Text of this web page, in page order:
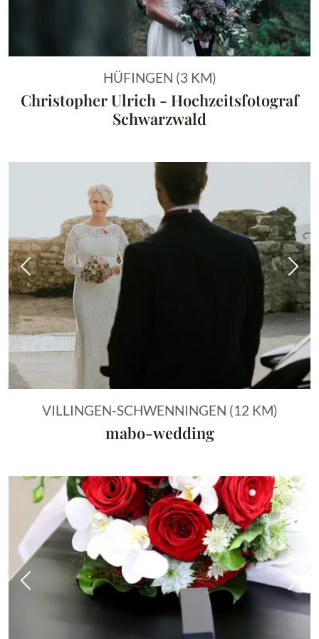
HÜFINGEN (3 KM)
Christopher Ulrich - Hochzeitsfotograf
Schwarzwald
Vorheriges Bild
VILLINGEN-SCHWENNINGEN (12 KM)
mabo-wedding
Vorheriges Bild